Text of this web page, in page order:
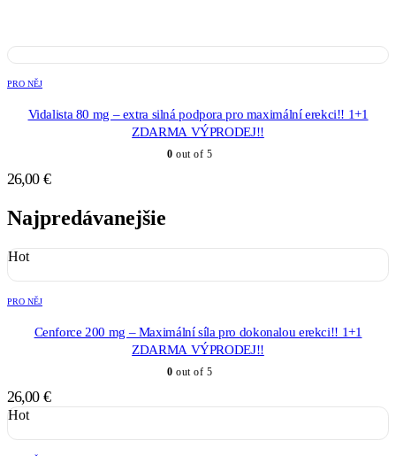
PRO NĚJ
Vidalista 80 mg – extra silná podpora pro maximální erekci!! 1+1
ZDARMA VÝPRODEJ!!
0 out of 5
26,00 €
Najpredávanejšie
Hot
PRO NĚJ
Cenforce 200 mg – Maximální síla pro dokonalou erekci!! 1+1
ZDARMA VÝPRODEJ!!
0 out of 5
26,00 €
Hot